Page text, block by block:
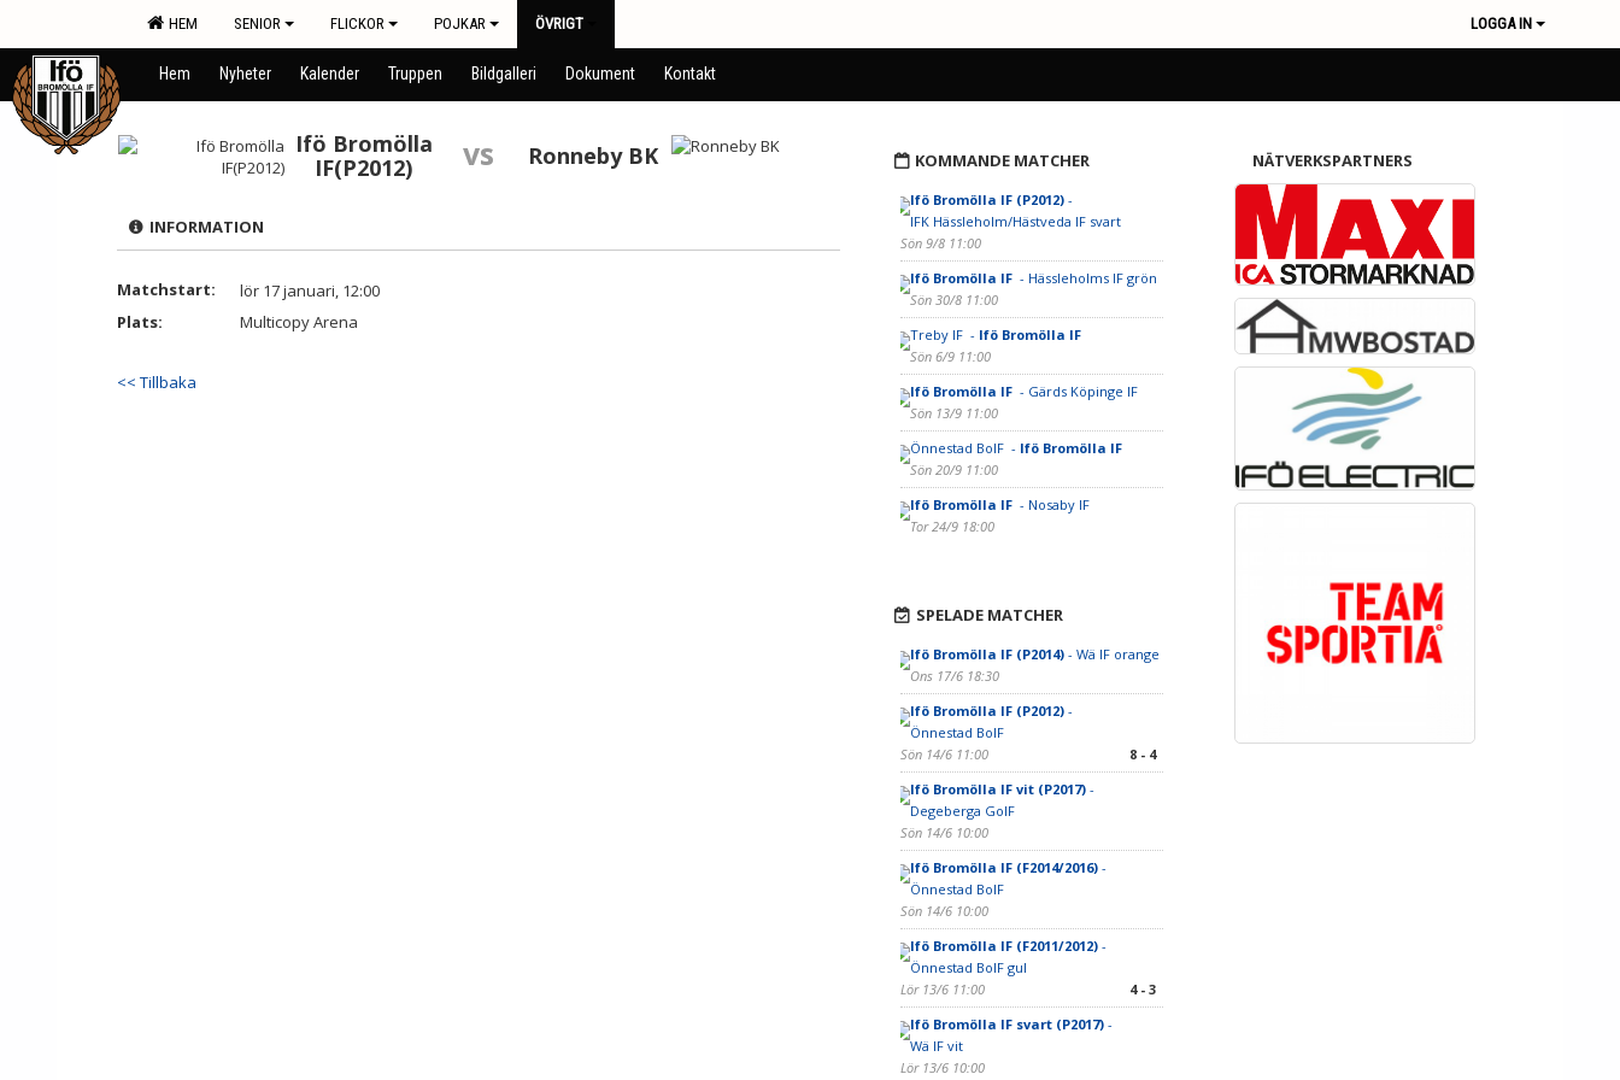
HEM SENIOR FLICKOR POJKAR ÖVRIGT LOGGA IN
Hem Nyheter Kalender Truppen Bildgalleri Dokument Kontakt
Ifö Bromölla
IF(P2012)
vs Ronneby BK
INFORMATION
Matchstart:
lör 17 januari, 12:00
Plats:
Multicopy Arena
<< Tillbaka
KOMMANDE MATCHER
Ifö Bromölla IF (P2012)-
IFK Hässleholm/Hästveda IF svart
Sön 9/8 11:00
Ifö Bromölla IF - Hässleholms IF grön
Sön 30/8 11:00
Treby IF - Ifö Bromölla IF
Sön 6/9 11:00
Ifö Bromölla IF - Gärds Köpinge IF
Sön 13/9 11:00
Önnestad BoIF - Ifö Bromölla IF
Sön 20/9 11:00
Ifö Bromölla IF - Nosaby IF
Tor 24/9 18:00
SPELADE MATCHER
Ifö Bromölla IF (P2014)- Wä IF orange
Ons 17/6 18:30
Ifö Bromölla IF (P2012)-
Önnestad BoIF
Sön 14/6 11:00
8 - 4
Ifö Bromölla IF vit (P2017)-
Degeberga GoIF
Sön 14/6 10:00
Ifö Bromölla IF (F2014/2016)-
Önnestad BoIF
Sön 14/6 10:00
Ifö Bromölla IF (F2011/2012)-
Önnestad BoIF gul
Lör 13/6 11:00
4 - 3
Ifö Bromölla IF svart (P2017)-
Wä IF vit
Lör 13/6 10:00
NÄTVERKSPARTNERS